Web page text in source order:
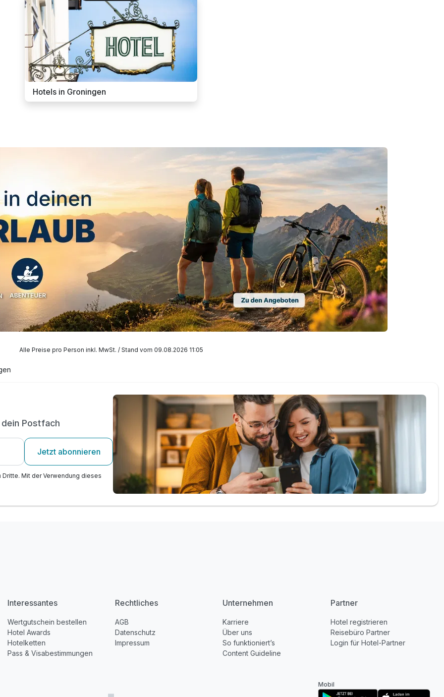
Hotels in Groningen
Alle Preise pro Person inkl. MwSt. / Stand vom 09.08.2026 11:05
Postfach
Jetzt abonnieren
Mit der Verwendung dieses
Interessantes
Wertgutschein bestellen
Hotel Awards
Hotelketten
Pass & Visabestimmungen
Rechtliches
AGB
Datenschutz
Impressum
Unternehmen
Karriere
Über uns
So funktioniert’s
Content Guideline
Partner
Hotel registrieren
Reisebüro Partner
Login für Hotel-Partner
Mobil